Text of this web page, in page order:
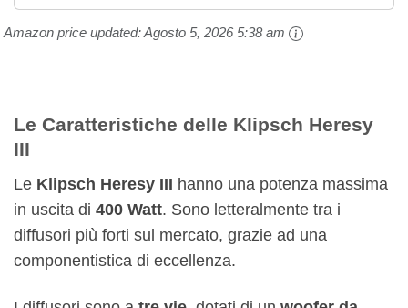
Amazon price updated:Agosto 5, 2026 5:38 am
Le Caratteristiche delle Klipsch Heresy
III
Le Klipsch Heresy III hanno una potenza massima
in uscita di 400 Watt. Sono letteralmente tra i
diffusori più forti sul mercato, grazie ad una
componentistica di eccellenza.